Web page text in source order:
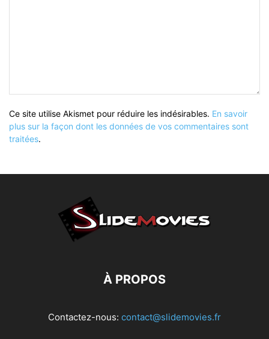
Ce site utilise Akismet pour réduire les indésirables. En savoir
plus sur la façon dont les données de vos commentaires sont
traitées.
À PROPOS
Contactez-nous: contact@slidemovies.fr